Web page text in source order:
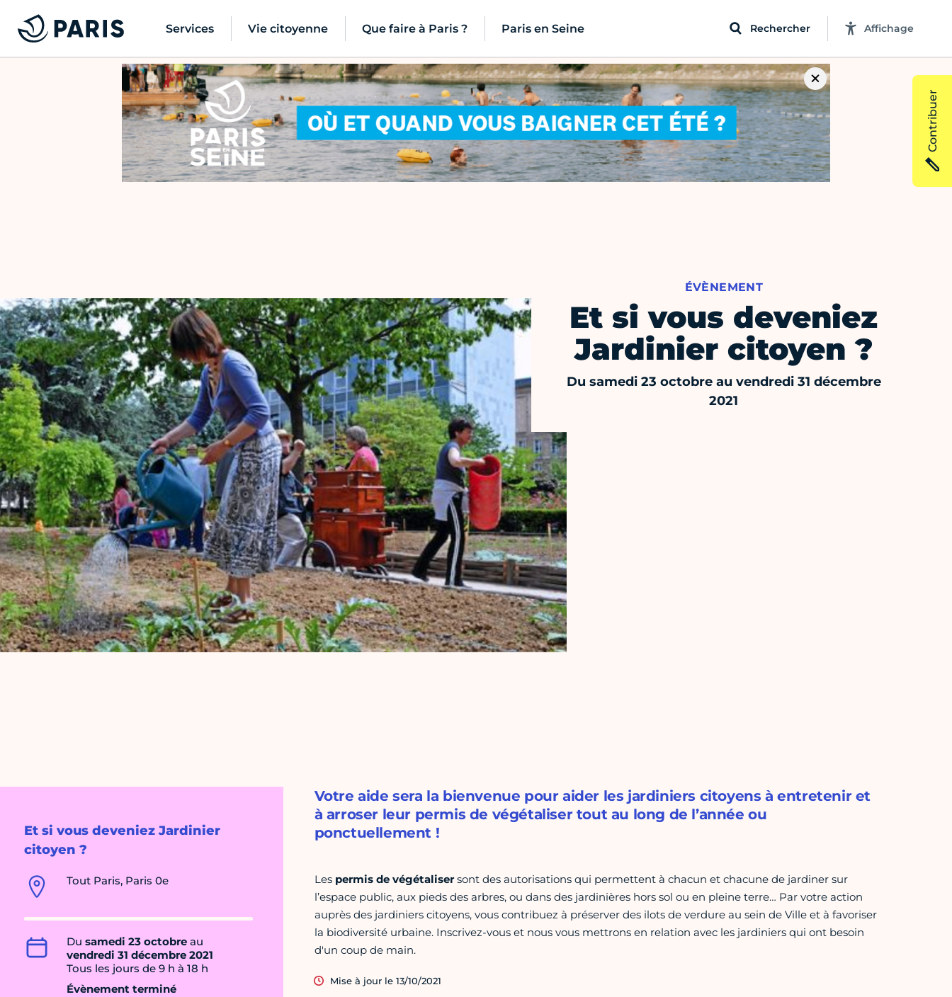
Services Vie citoyenne Que faire à Paris ? Paris en Seine Rechercher Affichage
ÉVÈNEMENT
Et si vous deveniez
Jardinier citoyen ?
Du samedi 23 octobre au vendredi 31 décembre
2021
Et si vous deveniez Jardinier
citoyen ?
Tout Paris, Paris 0e
Du samedi 23 octobre au
vendredi 31 décembre 2021
Tous les jours de 9 h à 18 h
Évènement terminé
Votre aide sera la bienvenue pour aider les jardiniers citoyens à entretenir et
à arroser leur permis de végétaliser tout au long de l’année ou
ponctuellement !
Les permis de végétalisersont des autorisations qui permettent à chacun et chacune de jardiner sur
l’espace public, aux pieds des arbres, ou dans des jardinières hors sol ou en pleine terre… Par votre action
auprès des jardiniers citoyens, vous contribuez à préserver des ilots de verdure au sein de Ville et à favoriser
la biodiversité urbaine. Inscrivez-vous et nous vous mettrons en relation avec les jardiniers qui ont besoin
d'un coup de main.
Mise à jour le 13/10/2021
Contribuer